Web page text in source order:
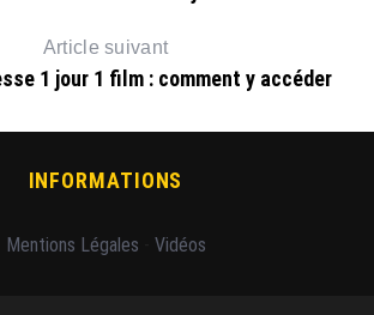
Article suivant
1 jour 1 film : comment y accéder
INFORMATIONS
Mentions Légales Vidéos